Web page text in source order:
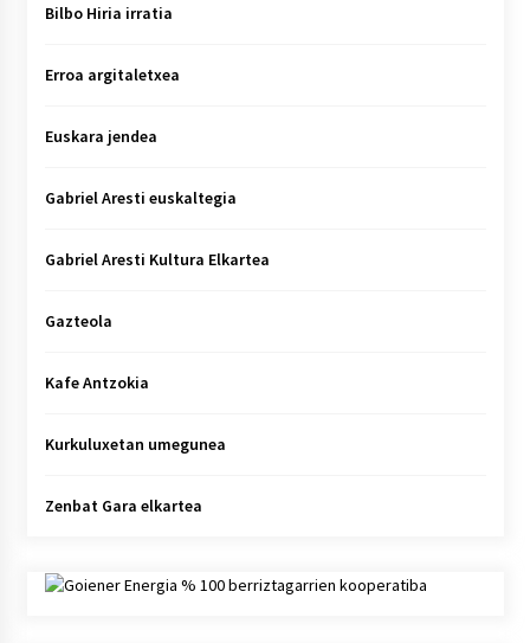
Bilbo Hiria irratia
Erroa argitaletxea
Euskara jendea
Gabriel Aresti euskaltegia
Gabriel Aresti Kultura Elkartea
Gazteola
Kafe Antzokia
Kurkuluxetan umegunea
Zenbat Gara elkartea